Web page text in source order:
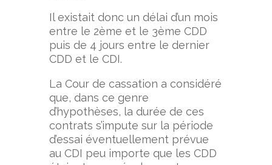
Il existait donc un délai d’un mois
entre le 2ème et le 3ème CDD
puis de 4 jours entre le dernier
CDD et le CDI.
La Cour de cassation a considéré
que, dans ce genre
d’hypothèses, la durée de ces
contrats s’impute sur la période
d’essai éventuellement prévue
au CDI peu importe que les CDD